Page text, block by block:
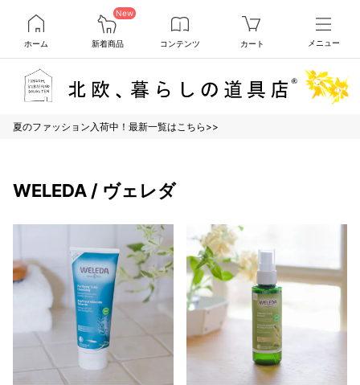
ホーム
New
新着商品 コンテンツ カート メニュー
夏のファッション入荷中！最新一覧はこちら>>
WELEDA / ヴェレダ